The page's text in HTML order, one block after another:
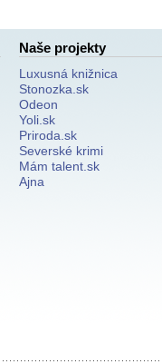
Naše projekty
Luxusná knižnica
Stonozka.sk
Odeon
Yoli.sk
Priroda.sk
Severské krimi
Mám talent.sk
Ajna